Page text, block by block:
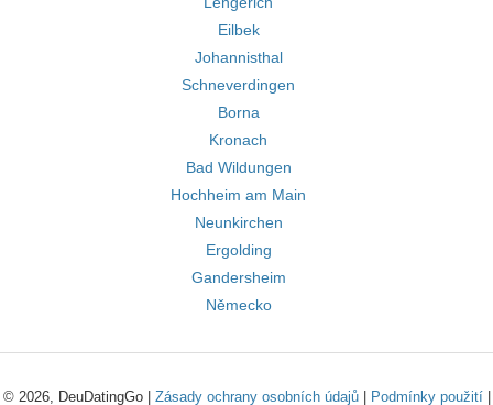
Eilbek
Johannisthal
Schneverdingen
Borna
Kronach
Bad Wildungen
Hochheim am Main
Neunkirchen
Ergolding
Gandersheim
Německo
© 2026, DeuDatingGo | Zásady ochrany osobních údajů| Podmínky použití|